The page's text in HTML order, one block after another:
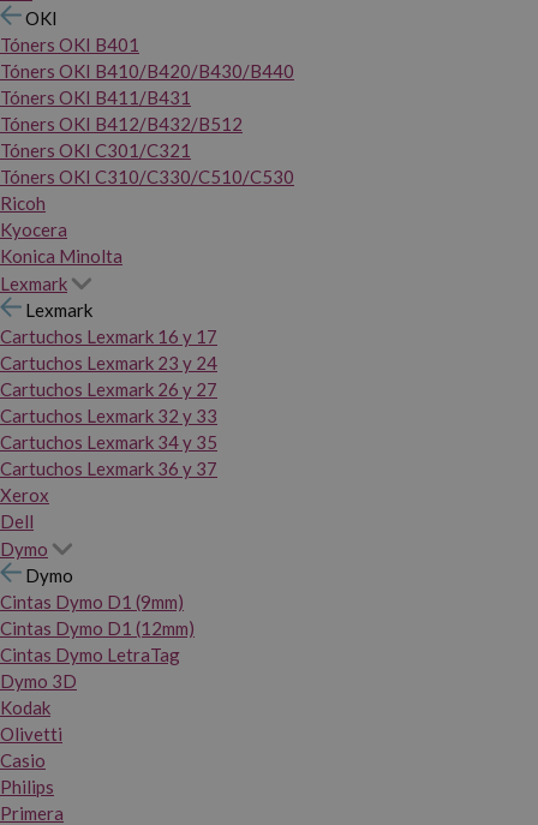
OKI
Tóners OKI B401
Tóners OKI B410/B420/B430/B440
Tóners OKI B411/B431
Tóners OKI B412/B432/B512
Tóners OKI C301/C321
Tóners OKI C310/C330/C510/C530
Ricoh
Kyocera
Konica Minolta
Lexmark
Lexmark
Cartuchos Lexmark 16 y 17
Cartuchos Lexmark 23 y 24
Cartuchos Lexmark 26 y 27
Cartuchos Lexmark 32 y 33
Cartuchos Lexmark 34 y 35
Cartuchos Lexmark 36 y 37
Xerox
Dell
Dymo
Dymo
Cintas Dymo D1 (9mm)
Cintas Dymo D1 (12mm)
Cintas Dymo LetraTag
Dymo 3D
Kodak
Olivetti
Casio
Philips
Primera